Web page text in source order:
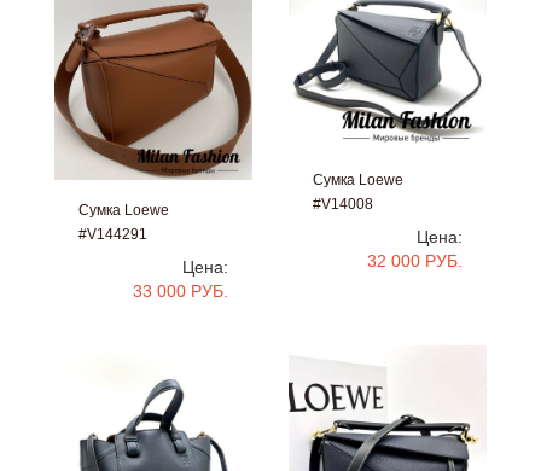
Сумка Loewe
#V144291
Цена:
33 000 РУБ.
Сумка Loewe
#V14008
Цена:
32 000 РУБ.